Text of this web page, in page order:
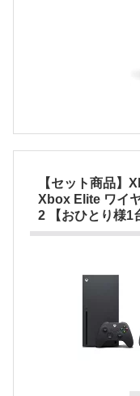
【セット商品】
Xbox Elite ワイ
2 【おひとり様1